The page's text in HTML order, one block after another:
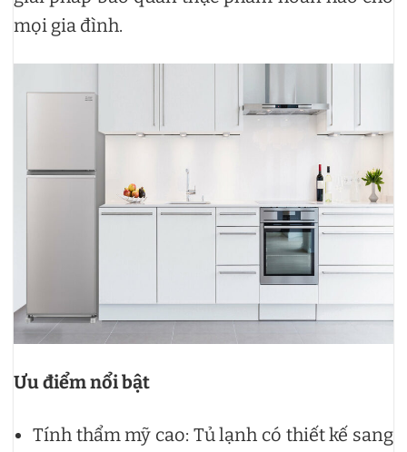
mọi gia đình.
Ưu điểm nổi bật
Tính thẩm mỹ cao: Tủ lạnh có thiết kế sang